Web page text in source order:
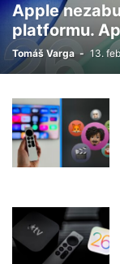
Apple
platformu.
Tomáš Varga - 13.